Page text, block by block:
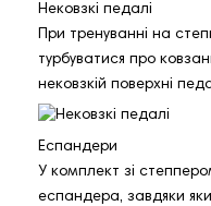
Нековзкі педалі
При тренуванні на
турбуватися про
нековзкій поверхні
Еспандери
У комплект зі
еспандера, завдяки